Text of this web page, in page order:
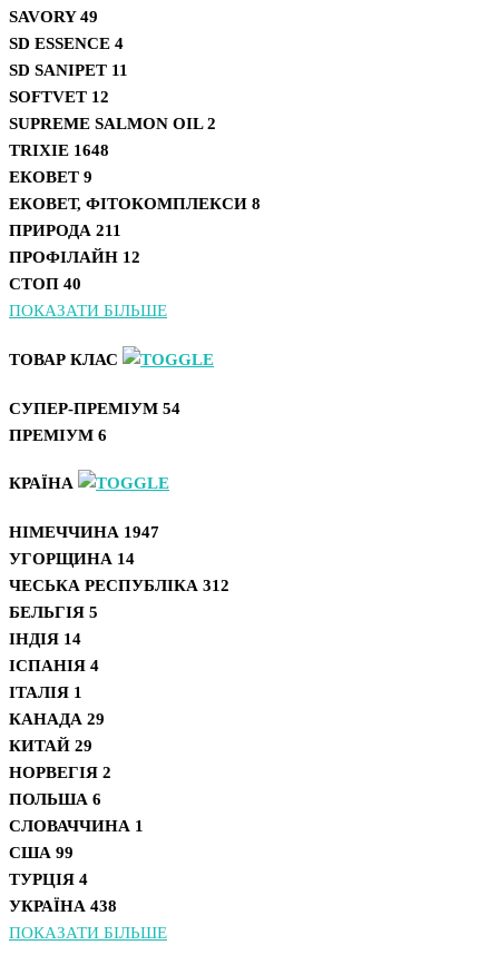
SAVORY49
SD ESSENCE 4
SD SANIPET 11
SOFTVET 12
SUPREME SALMON OIL2
TRIXIE 1648
ЕКОВЕТ 9
ЕКОВЕТ, ФІТОКОМПЛЕКСИ 8
ПРИРОДА 211
ПРОФІЛАЙН 12
СТОП 40
ПОКАЗАТИ БІЛЬШЕ
ТОВАР КЛАС
СУПЕР-ПРЕМІУМ 54
ПРЕМІУМ 6
КРАЇНА
НІМЕЧЧИНА 1947
УГОРЩИНА 14
ЧЕСЬКА РЕСПУБЛІКА 312
БЕЛЬГІЯ 5
ІНДІЯ 14
ІСПАНІЯ 4
ІТАЛІЯ 1
КАНАДА 29
КИТАЙ 29
НОРВЕГІЯ 2
ПОЛЬША 6
СЛОВАЧЧИНА 1
США 99
ТУРЦІЯ 4
УКРАЇНА 438
ПОКАЗАТИ БІЛЬШЕ